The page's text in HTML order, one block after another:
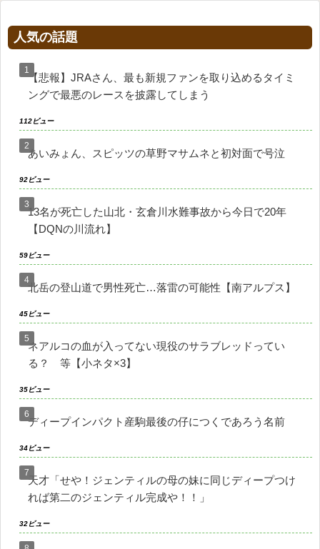
人気の話題
【悲報】JRAさん、最も新規ファンを取り込めるタイミ
ングで最悪のレースを披露してしまう
112ビュー
あいみょん、スピッツの草野マサムネと初対面で号泣
92ビュー
13名が死亡した山北・玄倉川水難事故から今日で20年
【DQNの川流れ】
59ビュー
北岳の登山道で男性死亡…落雷の可能性【南アルプス】
45ビュー
ネアルコの血が入ってない現役のサラブレッドってい
る？ 等【小ネタ×3】
35ビュー
ディープインパクト産駒最後の仔につくであろう名前
34ビュー
天才「せや！ジェンティルの母の妹に同じディープつけ
れば第二のジェンティル完成や！！」
32ビュー